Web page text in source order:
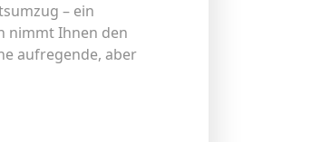
– ein
nimmt Ihnen den
aufregende, aber